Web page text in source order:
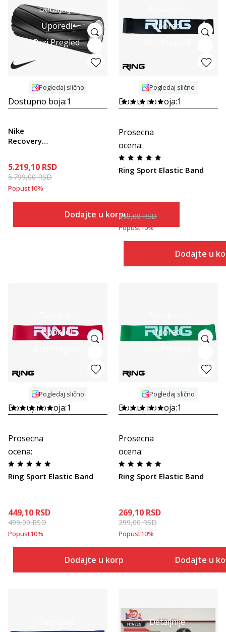
Detaljnije
Uporedi
Brzi Pregled
Pogledaj slično
Dostupno boja:1
Nike
Recovery
5.219,10 RSD
5.799,00RSD
Popust10%
Dodajte u korpu
Uporedi
Pogledaj slično
Dostupno boja:1
Prosecna
ocena:
Ring Sport Elastic Band
699,00RSD
Popust10%
Dodajte u
Uporedi
Pogledaj slično
Dostupno boja:1
Prosecna
ocena:
Ring Sport Elastic Band
449,10 RSD
499,00RSD
Popust10%
Dodajte u korpu
Uporedi
Pogledaj slično
Dostupno boja:1
Prosecna
ocena:
Ring Sport Elastic Band
269,10 RSD
299,00RSD
Popust10%
Dodajte u
Detaljnije